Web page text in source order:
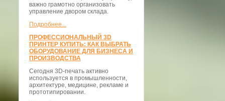
важно грамотно организовать
управление двором склада.
Подробнее...
ПРОФЕССИОНАЛЬНЫЙ 3D
ПРИНТЕР КУПИТЬ: КАК ВЫБРАТЬ
ОБОРУДОВАНИЕ ДЛЯ БИЗНЕСА И
ПРОИЗВОДСТВА
Сегодня 3D-печать активно
используется в промышленности,
архитектуре, медицине, рекламе и
прототипировании.